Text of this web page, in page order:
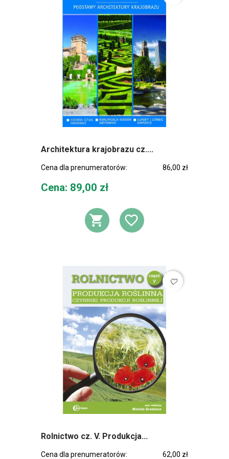
Architektura krajobrazu cz....
Cena dla prenumeratorów: 86,00 zł
Cena
Cena: 89,00 zł
DODAJ DO
DODAJ DO
favorite_border
Rolnictwo cz. V. Produkcja...
Cena dla prenumeratorów: 62,00 zł